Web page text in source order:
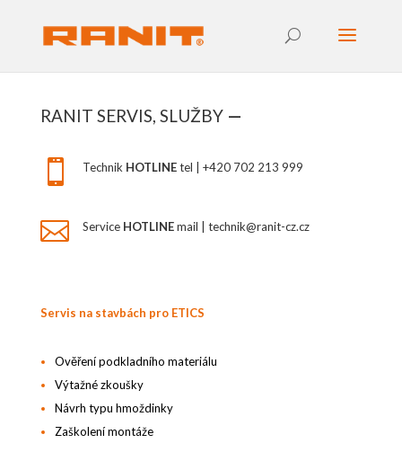
RANIT SERVIS, SLUŽBY—
 Technik HOTLINEtel +420 702 213 999
 Service HOTLINEmail | technik@ranit-cz.cz
Servis na stavbách pro ETICS
Ověření podkladního materiálu
Výtažné zkoušky
Návrh typu hmoždinky
Zaškolení montáže